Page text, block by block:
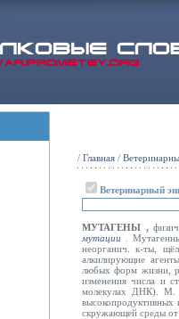
/ Главная /
Ветеринарный
МУТАГЕНЫ ,
мутации
неорганич. к-ты,
алкилирующие
любых форм жизни,
изменения числа и
молекулах ДНК). М.
скружающей среды